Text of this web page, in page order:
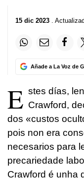
15 dic 2023 .
Añade a La Voz de
E stes días,
Crawford,
dos «custos
pois non era
necesarios para
precariedade
Crawford é unha